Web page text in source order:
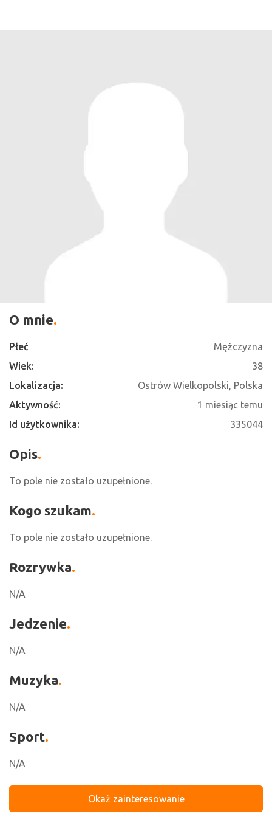
O mnie
Płeć
Mężczyzna
Wiek:
38
Lokalizacja:
Ostrów Wielkopolski, Polska
Aktywność:
1 miesiąc temu
Id użytkownika:
335044
Opis
To pole nie zostało uzupełnione.
Kogo szukam
To pole nie zostało uzupełnione.
Rozrywka
N/A
Jedzenie
N/A
Muzyka
N/A
Sport
N/A
Okaż zainteresowanie